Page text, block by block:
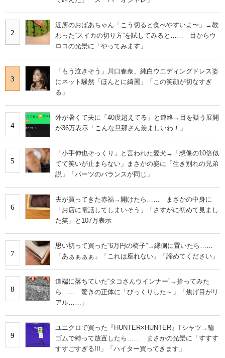
2
近所のおばあちゃん「こう切ると食べやすいよ〜」→教
わった“スイカの切り方”を試してみると…… 目からウ
ロコの光景に「やってみます」
3
「もう泣きそう」川口春奈、純白ウエディングドレス姿
にネット騒然「ほんとに綺麗」「この笑顔が切なすぎ
る」
4
外が暑くて夫に「40度超えてる」と連絡→目を疑う展開
が36万表示「こんな旦那さん羨ましいわ！」
5
「小手伸也そっくり」と言われた愛犬→「想像の10倍似
てて笑いが止まらない」まさかの姿に「生き別れの兄弟
説」「パーツのバランスが同じ」
6
夫が買ってきた赤福→開けたら…… まさかの中身に
「お店に電話してしまいそう」「さすがに初めて見まし
た笑」と107万表示
7
思い切って買った“6万円の椅子”→縁側に置いたら……
「あぁぁぁぁ」「これは座れない」「諦めてください」
8
道端に落ちていた“タコさんウインナー”→拾ってみた
ら…… 驚きの正体に「びっくりした～」「焦げ目がリ
アル……」
9
ユニクロで買った『HUNTER×HUNTER』Tシャツ→輪
ゴムで縛って放置したら…… まさかの光景に「すすす
すすごすぎる!!!」「ハイター買ってきます」